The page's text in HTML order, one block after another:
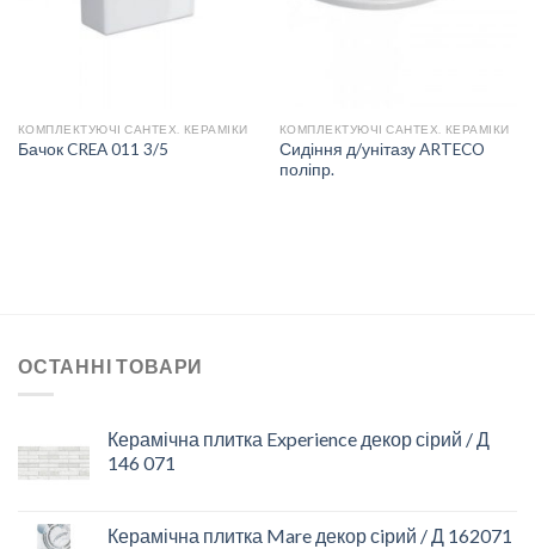
КОМПЛЕКТУЮЧІ САНТЕХ. КЕРАМІКИ
Бачок CREA 011 3/5
КОМПЛЕКТУЮЧІ САНТЕХ. КЕРАМІКИ
Сидіння д/унітазу ARTECO
поліпр.
ОСТАННІ ТОВАРИ
Керамічна плитка Experience декор сірий / Д
146 071
Керамічна плитка Mare декор сiрий / Д 162071